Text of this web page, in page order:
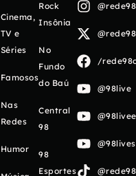
Cinema,
TV e
Séries
Famosos
Nas
Redes
Humor
Rock
Insônia
No
Fundo
do Baú
Central
98
98
Esportes
/
@98live